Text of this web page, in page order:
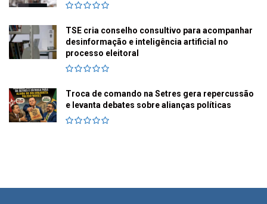
TSE cria conselho consultivo para acompanhar
desinformação e inteligência artificial no
processo eleitoral
Troca de comando na Setres gera repercussão
e levanta debates sobre alianças políticas